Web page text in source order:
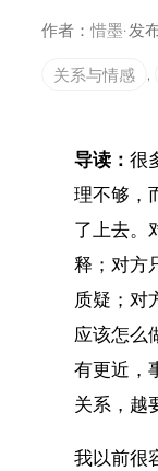
作者： 惜墨· 发
关系与情感 ,
导读： 很
理不够，
了上去。
释；对方
质疑；对
应该怎么
有更近，
关系，越
我以前很